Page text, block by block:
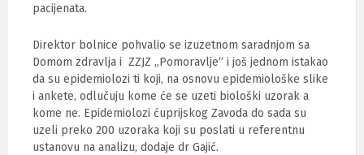
pacijenata.
Direktor bolnice pohvalio se izuzetnom saradnjom sa
Domom zdravlja i ZZJZ „Pomoravlje“ i još jednom istakao
da su epidemiolozi ti koji, na osnovu epidemiološke slike
i ankete, odlučuju kome će se uzeti biološki uzorak a
kome ne. Epidemiolozi ćuprijskog Zavoda do sada su
uzeli preko 200 uzoraka koji su poslati u referentnu
ustanovu na analizu, dodaje dr Gajić.